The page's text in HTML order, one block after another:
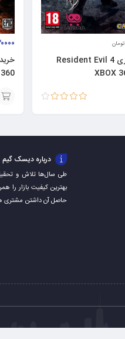
تومان
خرید بازی Resident Evil 4
درباره دیسک گیم
طی سال‌ها تلاش و
بهترین کیفیت بازار را
حاصل آن داشتن مشتری